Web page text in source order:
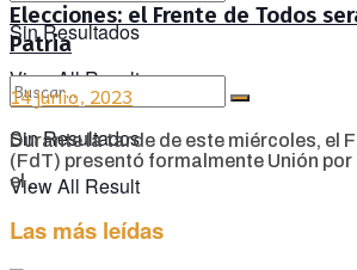
Sin Resultados
View All Result
Sin Resultados
View All Result
Elecciones: el Frente de Todos
Patria
14 junio, 2023
Durante la tarde de este miércoles, el
(FdT) presentó formalmente Unión
el ...
Las más leídas